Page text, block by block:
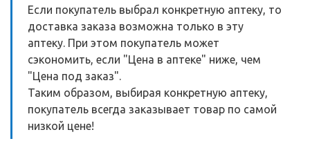
Если покупатель выбрал конкретную аптеку, то
доставка заказа возможна только в эту
аптеку. При этом покупатель может
сэкономить, если "Цена в аптеке" ниже, чем
"Цена под заказ".
Таким образом, выбирая конкретную аптеку,
покупатель всегда заказывает товар по самой
низкой цене!